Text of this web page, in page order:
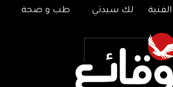
الفنية لك سيدتي طب و صحة